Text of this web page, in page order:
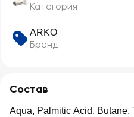
Категория
ARKO
Бренд
Состав
Aqua, Palmitic Acid, Butane,